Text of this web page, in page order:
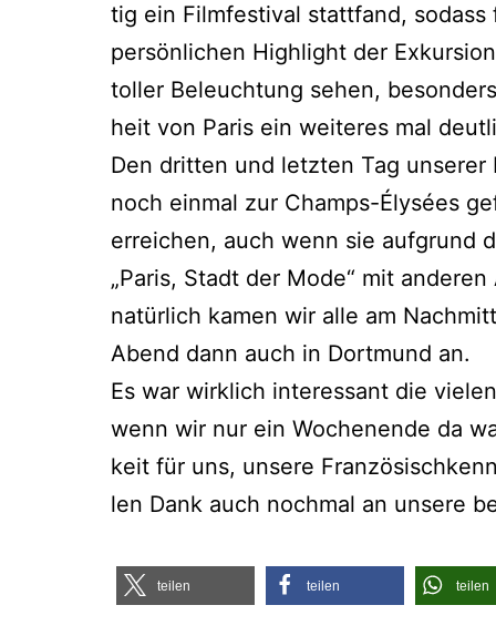
tig ein Film­fes­ti­val statt­fand,
per­sön­li­chen High­light der
tol­ler Beleuch­tung sehen,
heit von Paris ein wei­te­res mal
Den drit­ten und letz­ten Tag
noch ein­mal zur Champs-Ély­sées
errei­chen, auch wenn sie auf­grund
„Paris, Stadt der Mode“ mit
natür­lich kamen wir alle am
Abend dann auch in Dort­mund an.
Es war wirk­lich inter­es­sant die
wenn wir nur ein Wochen­en­de da
keit für uns, unse­re
len Dank auch noch­mal an unse­re
tei­len tei­len tei­len